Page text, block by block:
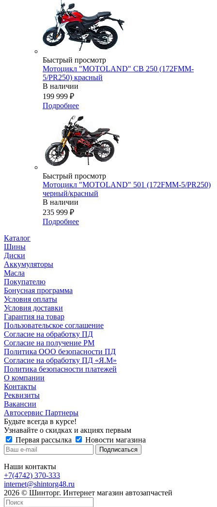
Быстрый просмотр
Мотоцикл "MOTOLAND" CB 250 (172FMM-
5/PR250) красный
В наличии
199 999 ₽
Подробнее
Быстрый просмотр
Мотоцикл "MOTOLAND" 501 (172FMM-5/PR250)
черный/красный
В наличии
235 999 ₽
Подробнее
Каталог
Шины
Диски
Аккумуляторы
Масла
Покупателю
Бонусная программа
Условия оплаты
Условия доставки
Гарантия на товар
Пользовательское соглашение
Согласие на обработку ПД
Согласие на получение РМ
Политика ООО безопасности ПД
Согласие на обработку ПД «Я.М»
Политика безопасности платежей
О компании
Контакты
Реквизиты
Вакансии
Автосервис Партнеры
Будьте всегда в курсе!
Узнавайте о скидках и акциях первым
Первая рассылка
Новости магазина
Наши контакты
+7(4742) 370-333
internet@shintorg48.ru
2026 © Шинторг. Интернет магазин автозапчастей